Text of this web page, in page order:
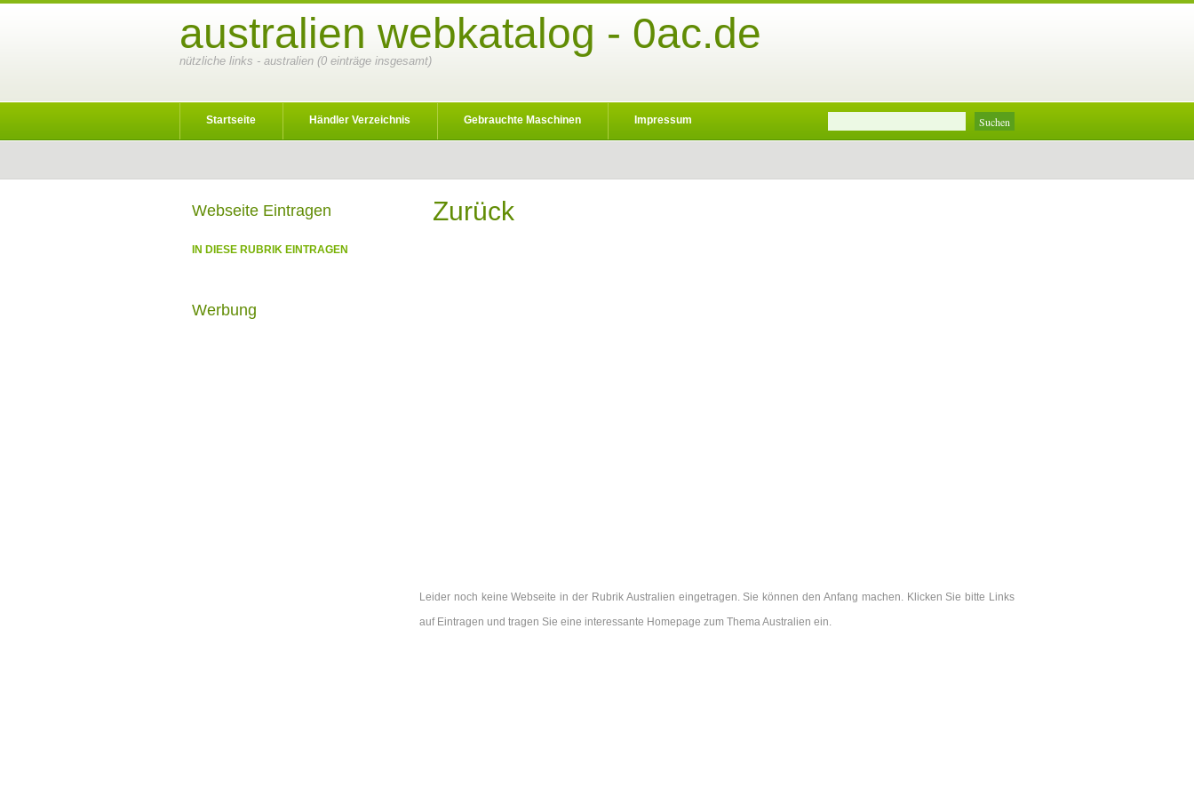
australien webkatalog - 0ac.de
nützliche links - australien (0 einträge insgesamt)
Startseite Händler Verzeichnis Gebrauchte Maschinen Impressum
Zurück
Leider noch keine Webseite in der Rubrik Australien eingetragen. Sie können den Anfang machen. Klicken Sie bitte Links
auf Eintragen und tragen Sie eine interessante Homepage zum Thema Australien ein.
Webseite Eintragen
IN DIESE RUBRIK EINTRAGEN
Werbung